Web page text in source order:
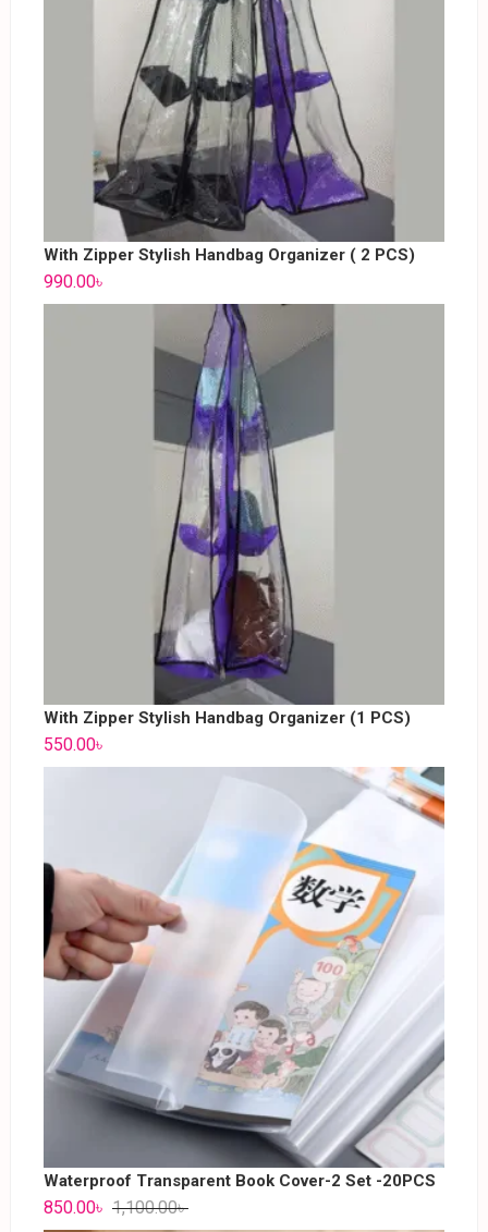
With Zipper Stylish Handbag Organizer ( 2 PCS)
990.00৳
With Zipper Stylish Handbag Organizer (1 PCS)
550.00৳
Waterproof Transparent Book Cover-2 Set -20PCS
1,100.00৳
850.00৳